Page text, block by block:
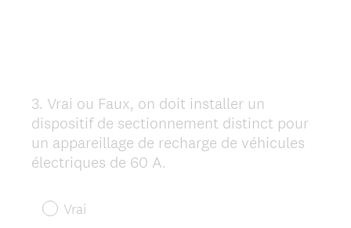
Question
Title
3. Vrai ou Faux, on doit installer un
dispositif de sectionnement distinct pour
un appareillage de recharge de véhicules
électriques de 60 A.
Vrai